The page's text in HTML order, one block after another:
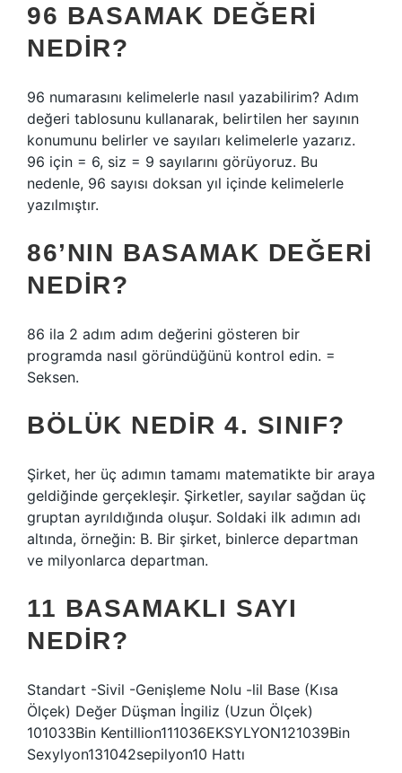
96 BASAMAK DEĞERI
NEDIR?
96 numarasını kelimelerle nasıl yazabilirim? Adım
değeri tablosunu kullanarak, belirtilen her sayının
konumunu belirler ve sayıları kelimelerle yazarız.
96 için = 6, siz = 9 sayılarını görüyoruz. Bu
nedenle, 96 sayısı doksan yıl içinde kelimelerle
yazılmıştır.
86’NIN BASAMAK DEĞERI
NEDIR?
86 ila 2 adım adım değerini gösteren bir
programda nasıl göründüğünü kontrol edin. =
Seksen.
BÖLÜK NEDIR 4. SINIF?
Şirket, her üç adımın tamamı matematikte bir araya
geldiğinde gerçekleşir. Şirketler, sayılar sağdan üç
gruptan ayrıldığında oluşur. Soldaki ilk adımın adı
altında, örneğin: B. Bir şirket, binlerce departman
ve milyonlarca departman.
11 BASAMAKLI SAYI
NEDIR?
Standart -Sivil -Genişleme Nolu -lil Base (Kısa
Ölçek) Değer Düşman İngiliz (Uzun Ölçek)
101033Bin Kentillion111036EKSYLYON121039Bin
Sexylyon131042sepilyon10 Hattı